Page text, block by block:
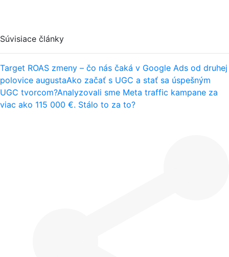
Súvisiace články
Target ROAS zmeny – čo nás čaká v Google Ads od druhej
polovice augustaAko začať s UGC a stať sa úspešným
UGC tvorcom?Analyzovali sme Meta traffic kampane za
viac ako 115 000 €. Stálo to za to?